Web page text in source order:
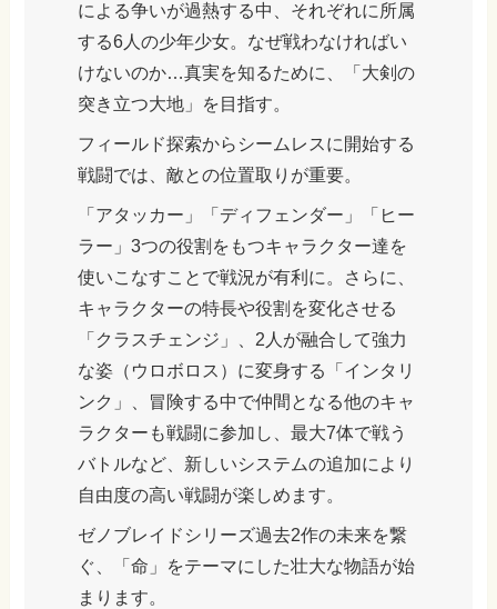
による争いが過熱する中、それぞれに所属
する6人の少年少女。なぜ戦わなければい
けないのか…真実を知るために、「大剣の
突き立つ大地」を目指す。
フィールド探索からシームレスに開始する
戦闘では、敵との位置取りが重要。
「アタッカー」「ディフェンダー」「ヒー
ラー」3つの役割をもつキャラクター達を
使いこなすことで戦況が有利に。さらに、
キャラクターの特長や役割を変化させる
「クラスチェンジ」、2人が融合して強力
な姿（ウロボロス）に変身する「インタリ
ンク」、冒険する中で仲間となる他のキャ
ラクターも戦闘に参加し、最大7体で戦う
バトルなど、新しいシステムの追加により
自由度の高い戦闘が楽しめます。
ゼノブレイドシリーズ過去2作の未来を繋
ぐ、「命」をテーマにした壮大な物語が始
まります。